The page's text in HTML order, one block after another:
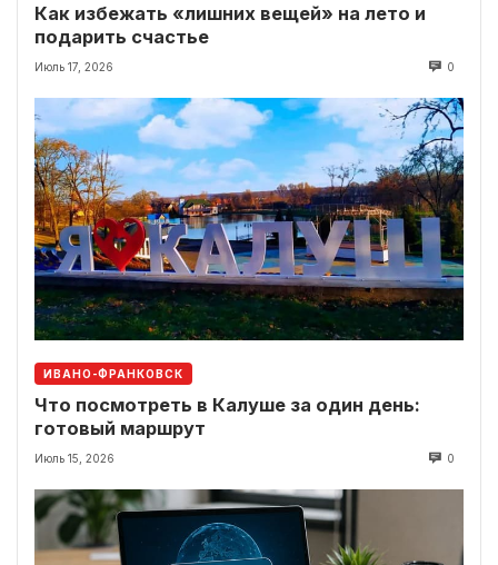
Как избежать «лишних вещей» на лето и
подарить счастье
Июль 17, 2026 0
ИВАНО-ФРАНКОВСК
Что посмотреть в Калуше за один день:
готовый маршрут
Июль 15, 2026 0